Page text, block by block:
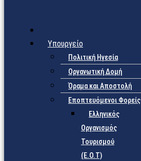
Υπουργείο
Πολιτική Ηγεσία
Οργανωτική Δομή
Όραμα και Αποστολή
Εποπτευόμενοι Φορείς
Eλληνικός
Οργανισμός
Τουρισμού
(Ε.Ο.Τ)